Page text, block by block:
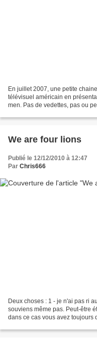
En juillet 2007, une petite
télévisuel américain en
men. Pas de vedettes, pas ou
We are four lions
Publié le 12/12/2010 à 12:47
Par Chris666
Deux choses : 1 - je n'ai pas ri
souviens même pas. Peut-être
dans ce cas vous avez toujours